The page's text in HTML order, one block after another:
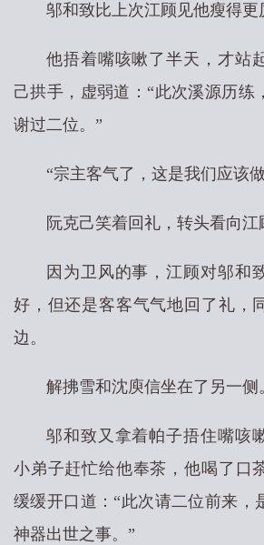
邬和致比上次江顾见他瘦得更
他捂着嘴咳嗽了半天，才站
己拱手，虚弱道：“此次溪源历练
谢过二位。”
“宗主客气了，这是我们应该
阮克己笑着回礼，转头看向江
因为卫风的事，江顾对邬和
好，但还是客客气气地回了礼，
边。
解拂雪和沈庾信坐在了另一侧
邬和致又拿着帕子捂住嘴咳
小弟子赶忙给他奉茶，他喝了口
缓缓开口道：“此次请二位前来，
神器出世之事。”